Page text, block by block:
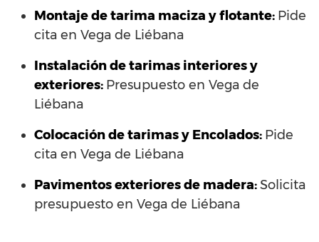
Montaje de tarima maciza y flotante: Pide
cita en Vega de Liébana
Instalación de tarimas interiores y
exteriores: Presupuesto en Vega de
Liébana
Colocación de tarimas y Encolados: Pide
cita en Vega de Liébana
Pavimentos exteriores de madera:Solicita
presupuesto en Vega de Liébana